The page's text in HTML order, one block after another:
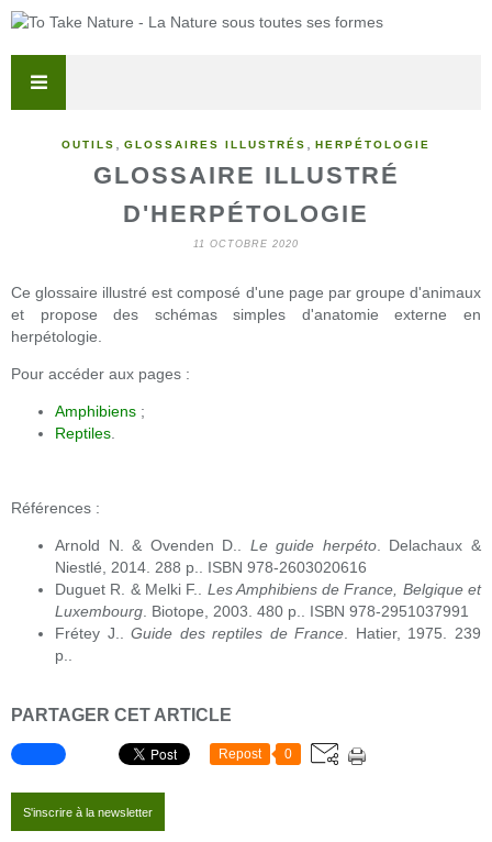
OUTILS GLOSSAIRES ILLUSTRÉS HERPÉTOLOGIE
GLOSSAIRE ILLUSTRÉ
D'HERPÉTOLOGIE
11 OCTOBRE 2020
Ce glossaire illustré est composé d'une page par groupe d'animaux
et propose des schémas simples d'anatomie externe en
herpétologie.
Pour accéder aux pages :
Amphibiens ;
Reptiles
Références :
Arnold N. & Ovenden D.. Le guide herpéto. Delachaux &
Niestlé, 2014. 288 p.. ISBN 978-2603020616
Duguet R. & Melki F.. Les Amphibiens de France, Belgique et
Luxembourg . Biotope, 2003. 480 p.. ISBN 978-2951037991
Frétey J..Guide des reptiles de France . Hatier, 1975. 239
p..
PARTAGER CET ARTICLE
Repost 0
S'inscrire à la newsletter